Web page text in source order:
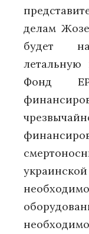
делам
будет
Фонд